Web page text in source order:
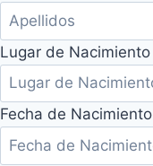
Lugar de Nacimiento
Fecha de Nacimiento